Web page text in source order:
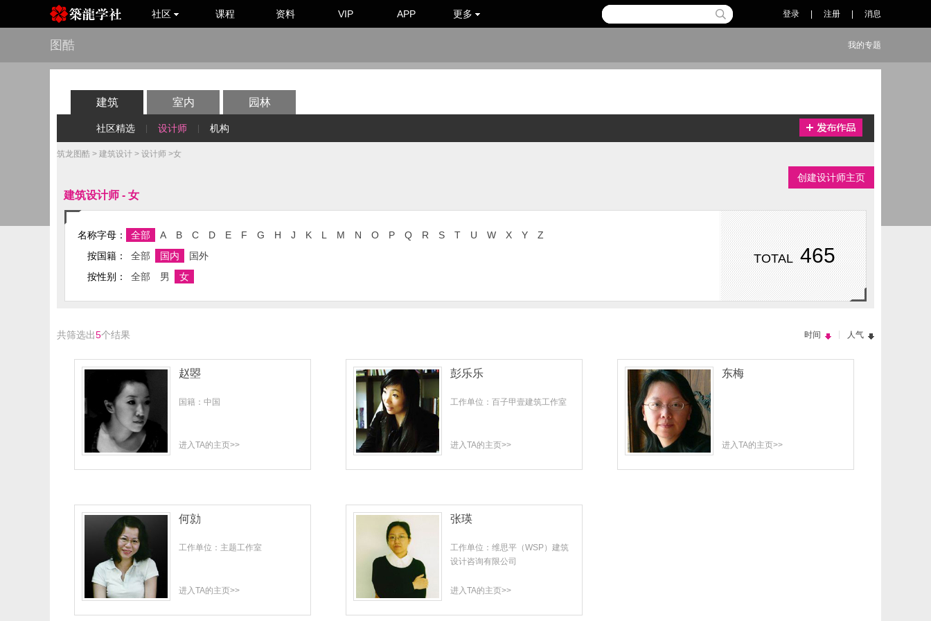
社区 课程 资料 VIP APP 更多 登录 注册 消息
图酷 我的专题
建筑 室内 园林
社区精选 设计师 机构
筑龙图酷 > 建筑设计 > 设计师 >女
创建设计师主页
建筑设计师 - 女
名称字母： 全部 A B C D E F G H J K L M N O P Q R S T U W X Y
Z
按国籍：
全部 国内
国外
按性别：
全部 男 女
TOTAL465
共筛选出5个结果 时间 人气
赵曌
国籍：中国
进入TA的主页>>
彭乐乐
工作单位：百子甲壹建筑工作室
进入TA的主页>>
东梅
进入TA的主页>>
何勍
工作单位：主题工作室
进入TA的主页>>
张瑛
工作单位：维思平（WSP）建筑
设计咨询有限公司
进入TA的主页>>